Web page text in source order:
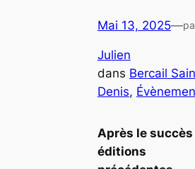
Mai 13, 2025—
Julien
dans Bercail
Denis,
Après le succès
éditions